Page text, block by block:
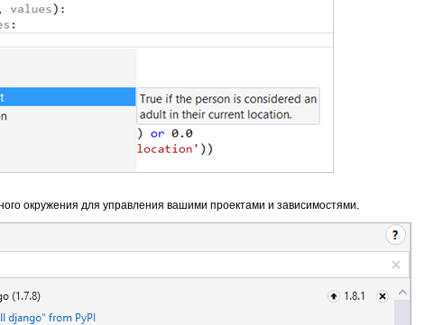
окружения для управления вашими проектами и зависимостями.